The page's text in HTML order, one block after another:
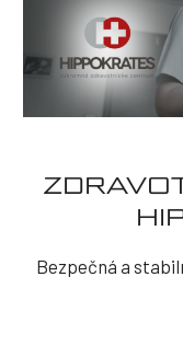
Bezpečná a